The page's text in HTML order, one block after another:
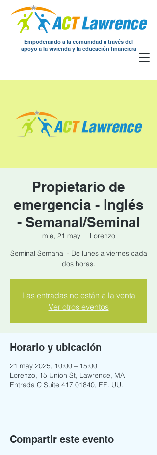
Empoderando a la comunidad a través del
apoyo a la vivienda y la educación financiera
Propietario de
emergencia - Inglés
- Semanal/Seminal
mié, 21 may
  |
Lorenzo
Seminal Semanal - De lunes a viernes cada
dos horas.
Las entradas no están a la venta
Ver otros eventos
Horario y ubicación
21 may 2025, 10:00 – 15:00
Lorenzo, 15 Union St, Lawrence, MA
Entrada C Suite 417 01840, EE. UU.
Compartir este evento